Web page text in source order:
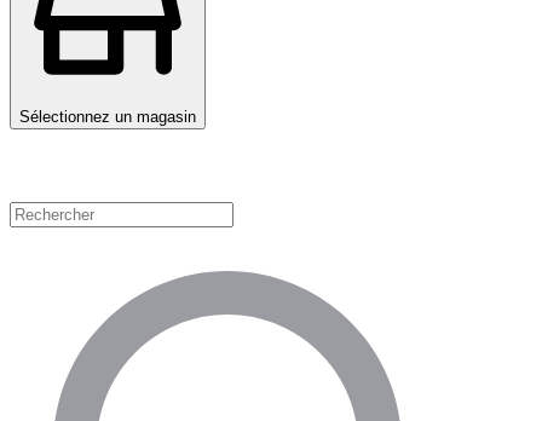
Sélectionnez un magasin